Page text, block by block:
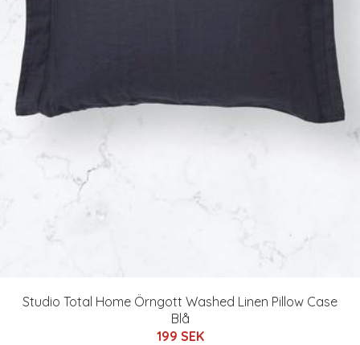
Studio Total Home Örngott Washed Linen Pillow Case
Blå
199 SEK